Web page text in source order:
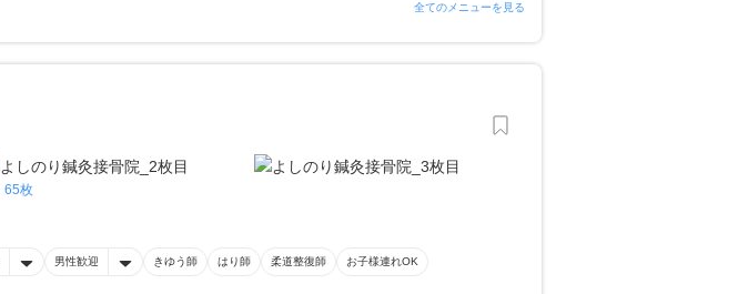
全てのメニューを見る
65枚
男性歓迎 きゆう師 はり師 柔道整復師 お子様連れOK